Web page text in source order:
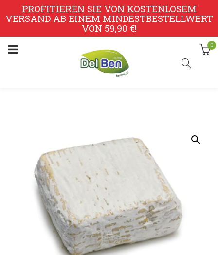
PROFITIEREN SIE VON KOSTENLOSEM
VERSAND AB EINEM MINDESTBESTELLWERT
VON 59,90 €!
0